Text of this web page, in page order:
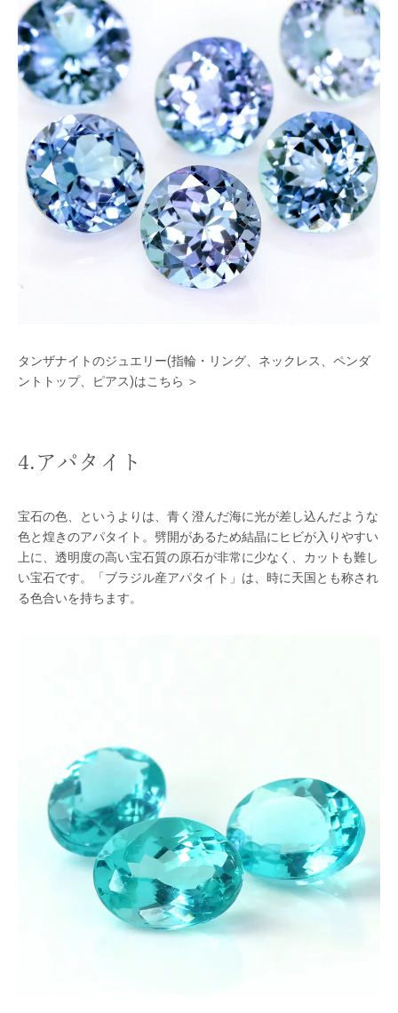
タンザナイトのジュエリー(指輪・リング、ネックレス、ペンダ
ントトップ、ピアス)はこちら ＞
4.アパタイト
宝石の色、というよりは、青く澄んだ海に光が差し込んだような
色と煌きのアパタイト。劈開があるため結晶にヒビが入りやすい
上に、透明度の高い宝石質の原石が非常に少なく、カットも難し
い宝石です。「ブラジル産アパタイト」は、時に天国とも称され
る色合いを持ちます。